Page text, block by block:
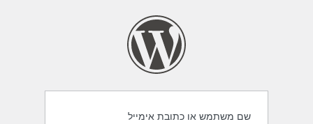
שם משתמש או כתובת אימייל